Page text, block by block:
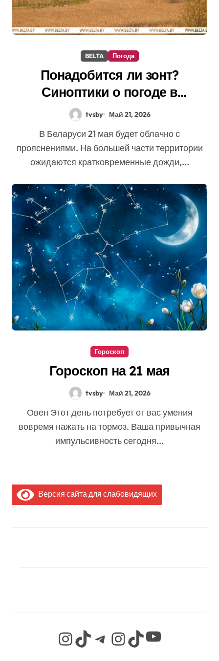
BELTA Погода
Понадобится ли зонт?
Синоптики о погоде в
Беларуси сегодня
tvsby Май 21, 2026
В Беларуси 21 мая будет облачно с
прояснениями. На большей части территории
ожидаются кратковременные дожди,...
Гороскоп
Гороскоп на 21 мая
tvsby Май 21, 2026
Овен Этот день потребует от вас умения
вовремя нажать на тормоз. Ваша привычная
импульсивность сегодня...
Версия сайта для слабовидящих
InstagramTikTok Telegram InstagramTikTok YouTube